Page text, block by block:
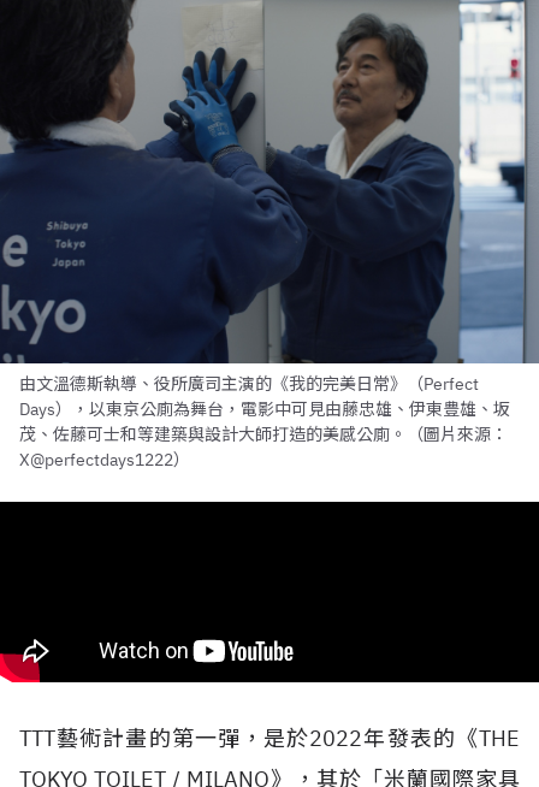
由文溫德斯執導、役所廣司主演的《我的完美日常》（Perfect
Days），以東京公廁為舞台，電影中可見由藤忠雄、伊東豊雄、坂
茂、佐藤可士和等建築與設計大師打造的美感公廁。（圖片來源：
X@perfectdays1222）
TTT藝術計畫的第一彈，是於2022年發表的《THE
TOKYO TOILET / MILANO》，其於「米蘭國際家具